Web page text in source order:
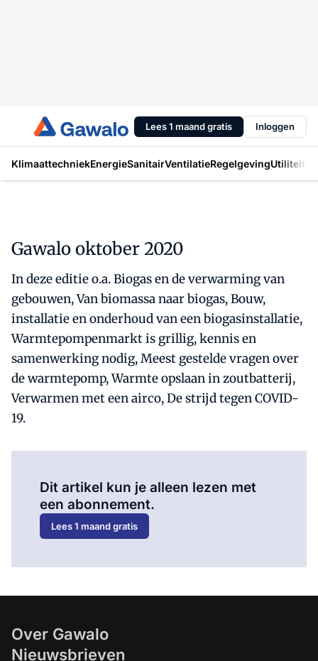
Lees 1 maand gratis Inloggen
KlimaattechniekEnergieSanitairVentilatieRegelgevingUtiliteit
Gawalo oktober 2020
In deze editie o.a. Biogas en de verwarming van
gebouwen, Van biomassa naar biogas, Bouw,
installatie en onderhoud van een biogasinstallatie,
Warmtepompenmarkt is grillig, kennis en
samenwerking nodig, Meest gestelde vragen over
de warmtepomp, Warmte opslaan in zoutbatterij,
Verwarmen met een airco, De strijd tegen COVID-
19.
Dit artikel kun je alleen lezen met
een abonnement.
Lees 1 maand gratis
Over Gawalo
Nieuwsbrieven